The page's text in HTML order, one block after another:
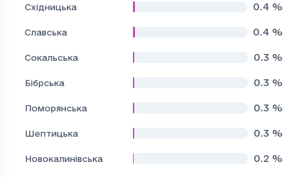
Східницька 0.4 %
Славська 0.4 %
Сокальська 0.3 %
Бібрська 0.3 %
Поморянська 0.3 %
Шептицька 0.3 %
Новокалинівська 0.2 %